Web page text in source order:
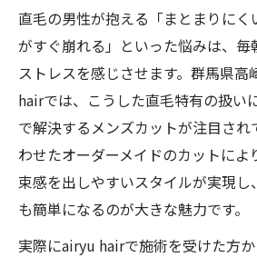
直毛の男性が抱える「まとまりに
がすぐ崩れる」といった悩みは、毎
ストレスを感じさせます。群馬県高
hairでは、こうした直毛特有の扱い
で解決するメンズカットが注目され
わせたオーダーメイドのカットによ
束感を出しやすいスタイルが実現
も簡単になるのが大きな魅力です。
実際にairyu hairで施術を受けた方